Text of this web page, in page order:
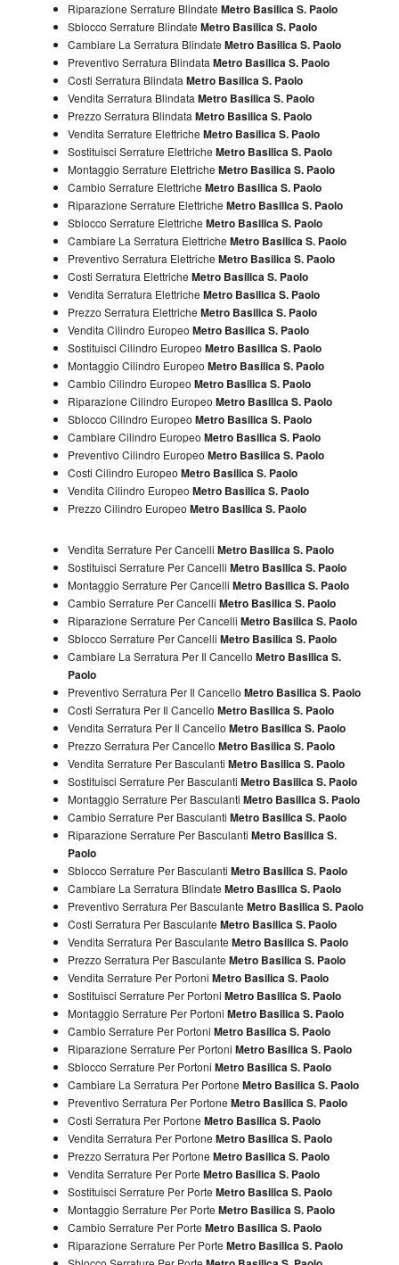
Riparazione Serrature Blindate Metro Basilica S. Paolo
Sblocco Serrature Blindate Metro Basilica S. Paolo
Cambiare La Serratura Blindate Metro Basilica S. Paolo
Preventivo Serratura Blindata Metro Basilica S. Paolo
Costi Serratura Blindata Metro Basilica S. Paolo
Vendita Serratura Blindata Metro Basilica S. Paolo
Prezzo Serratura Blindata Metro Basilica S. Paolo
Vendita Serrature Elettriche Metro Basilica S. Paolo
Sostituisci Serrature Elettriche Metro Basilica S. Paolo
Montaggio Serrature Elettriche Metro Basilica S. Paolo
Cambio Serrature Elettriche Metro Basilica S. Paolo
Riparazione Serrature Elettriche Metro Basilica S. Paolo
Sblocco Serrature Elettriche Metro Basilica S. Paolo
Cambiare La Serratura Elettriche Metro Basilica S. Paolo
Preventivo Serratura Elettriche Metro Basilica S. Paolo
Costi Serratura Elettriche Metro Basilica S. Paolo
Vendita Serratura Elettriche Metro Basilica S. Paolo
Prezzo Serratura Elettriche Metro Basilica S. Paolo
Vendita Cilindro Europeo Metro Basilica S. Paolo
Sostituisci Cilindro Europeo Metro Basilica S. Paolo
Montaggio Cilindro Europeo Metro Basilica S. Paolo
Cambio Cilindro Europeo Metro Basilica S. Paolo
Riparazione Cilindro Europeo Metro Basilica S. Paolo
Sblocco Cilindro Europeo Metro Basilica S. Paolo
Cambiare Cilindro Europeo Metro Basilica S. Paolo
Preventivo Cilindro Europeo Metro Basilica S. Paolo
Costi Cilindro Europeo Metro Basilica S. Paolo
Vendita Cilindro Europeo Metro Basilica S. Paolo
Prezzo Cilindro Europeo Metro Basilica S. Paolo
Vendita Serrature Per Cancelli Metro Basilica S. Paolo
Sostituisci Serrature Per Cancelli Metro Basilica S. Paolo
Montaggio Serrature Per Cancelli Metro Basilica S. Paolo
Cambio Serrature Per Cancelli Metro Basilica S. Paolo
Riparazione Serrature Per Cancelli Metro Basilica S. Paolo
Sblocco Serrature Per Cancelli Metro Basilica S. Paolo
Cambiare La Serratura Per Il Cancello Metro Basilica S.
Paolo
Preventivo Serratura Per Il Cancello Metro Basilica S. Paolo
Costi Serratura Per Il Cancello Metro Basilica S. Paolo
Vendita Serratura Per Il Cancello Metro Basilica S. Paolo
Prezzo Serratura Per Cancello Metro Basilica S. Paolo
Vendita Serrature Per Basculanti Metro Basilica S. Paolo
Sostituisci Serrature Per Basculanti Metro Basilica S. Paolo
Montaggio Serrature Per Basculanti Metro Basilica S. Paolo
Cambio Serrature Per Basculanti Metro Basilica S. Paolo
Riparazione Serrature Per Basculanti Metro Basilica S.
Paolo
Sblocco Serrature Per Basculanti Metro Basilica S. Paolo
Cambiare La Serratura Blindate Metro Basilica S. Paolo
Preventivo Serratura Per Basculante Metro Basilica S. Paolo
Costi Serratura Per Basculante Metro Basilica S. Paolo
Vendita Serratura Per Basculante Metro Basilica S. Paolo
Prezzo Serratura Per Basculante Metro Basilica S. Paolo
Vendita Serrature Per Portoni Metro Basilica S. Paolo
Sostituisci Serrature Per Portoni Metro Basilica S. Paolo
Montaggio Serrature Per Portoni Metro Basilica S. Paolo
Cambio Serrature Per Portoni Metro Basilica S. Paolo
Riparazione Serrature Per Portoni Metro Basilica S. Paolo
Sblocco Serrature Per Portoni Metro Basilica S. Paolo
Cambiare La Serratura Per Portone Metro Basilica S. Paolo
Preventivo Serratura Per Portone Metro Basilica S. Paolo
Costi Serratura Per Portone Metro Basilica S. Paolo
Vendita Serratura Per Portone Metro Basilica S. Paolo
Prezzo Serratura Per Portone Metro Basilica S. Paolo
Vendita Serrature Per Porte Metro Basilica S. Paolo
Sostituisci Serrature Per Porte Metro Basilica S. Paolo
Montaggio Serrature Per Porte Metro Basilica S. Paolo
Cambio Serrature Per Porte Metro Basilica S. Paolo
Riparazione Serrature Per Porte Metro Basilica S. Paolo